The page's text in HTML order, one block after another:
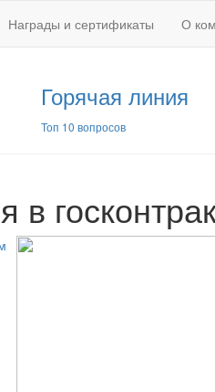
Награды и сертификаты О
Горячая линия
Топ 10 вопросов
в